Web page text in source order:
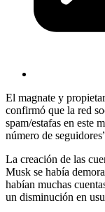
El magnate y
confirmó que la red
spam/estafas en este
número de
La creación de las
Musk se había
habían muchas
un disminución en